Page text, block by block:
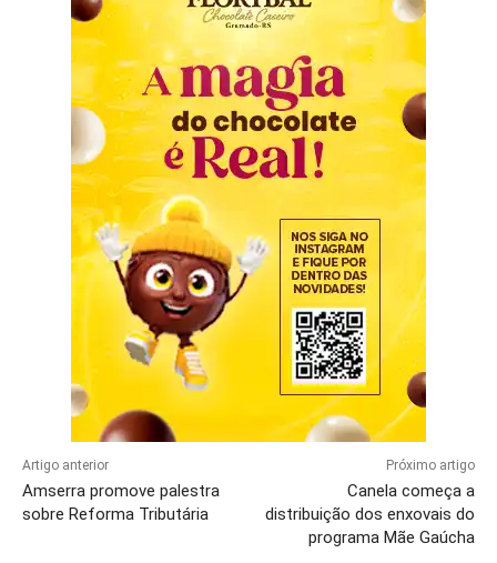
Artigo anterior
Amserra promove palestra
sobre Reforma Tributária
Próximo artigo
Canela começa a
distribuição dos enxovais do
programa Mãe Gaúcha